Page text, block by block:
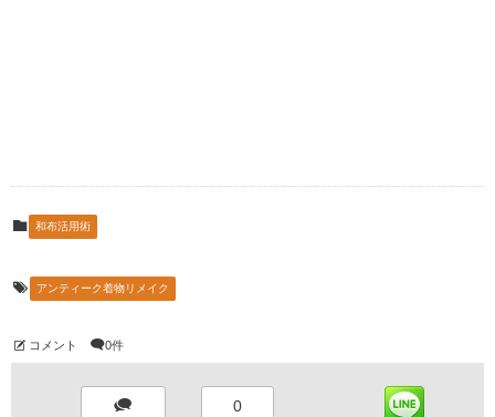
和布活用術
アンティーク着物リメイク
コメント 0件
0